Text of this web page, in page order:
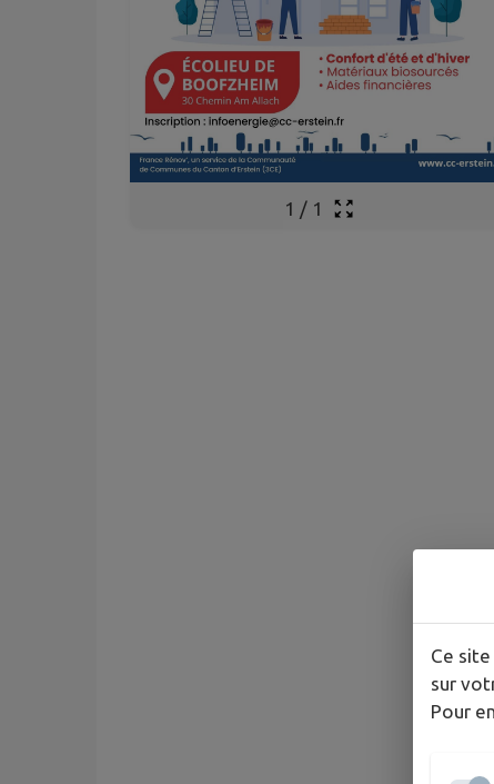
1 / 1
Ce
sur
Pour